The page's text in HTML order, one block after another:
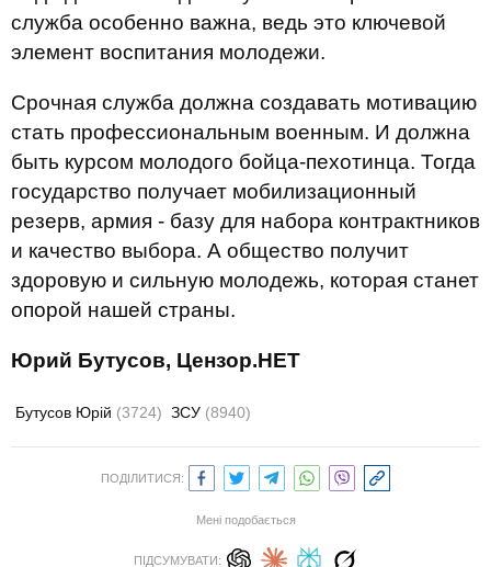
служба особенно важна, ведь это ключевой
элемент воспитания молодежи.
Срочная служба должна создавать мотивацию
стать профессиональным военным. И должна
быть курсом молодого бойца-пехотинца. Тогда
государство получает мобилизационный
резерв, армия - базу для набора контрактников
и качество выбора. А общество получит
здоровую и сильную молодежь, которая станет
опорой нашей страны.
Юрий Бутусов, Цензор.НЕТ
Бутусов Юрій (3724) ЗСУ (8940)
ПОДІЛИТИСЯ:
Мені подобається
ПІДСУМУВАТИ: